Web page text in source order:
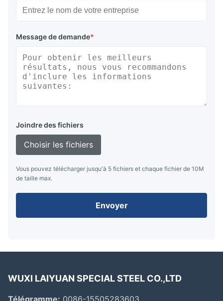
Message de demande*
Joindre des fichiers
Choisir les fichiers
Vous pouvez télécharger jusqu'à 5 fichiers et chaque fichier de 10M
de taille max.
Envoyer
WUXI LAIYUAN SPECIAL STEEL CO.,LTD